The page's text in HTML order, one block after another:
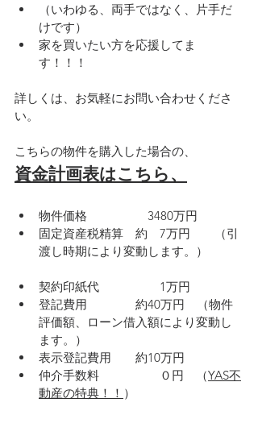
（いわゆる、両手ではなく、片手だ
けです）
家を買いたい方を応援してま
す！！！
詳しくは、お気軽にお問い合わせくださ
い。
こちらの物件を購入した場合の、
資金計画表はこちら、
物件価格　　　　　3480万円
固定資産税精算　約　7万円　　（引
渡し時期により変動します。）
契約印紙代　　　　　1万円
登記費用　　　　約40万円　（物件
評価額、ローン借入額により変動し
ます。）
表示登記費用　　約10万円
仲介手数料　　　　　０円　（YAS不
動産の特典！！ ）